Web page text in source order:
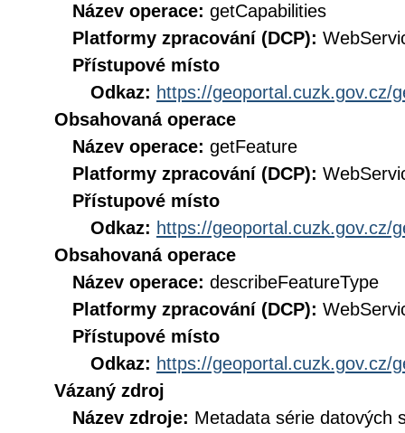
Název operace: getCapabilities
Platformy zpracování (DCP):
Přístupové místo
Odkaz: https://geoportal.cuzk.gov.cz/
Obsahovaná operace
Název operace: getFeature
Platformy zpracování (DCP):
Přístupové místo
Odkaz: https://geoportal.cuzk.gov.cz/
Obsahovaná operace
Název operace: describeFeatureType
Platformy zpracování (DCP):
Přístupové místo
Odkaz: https://geoportal.cuzk.gov.cz/
Vázaný zdroj
Název zdroje: Metadata série datových